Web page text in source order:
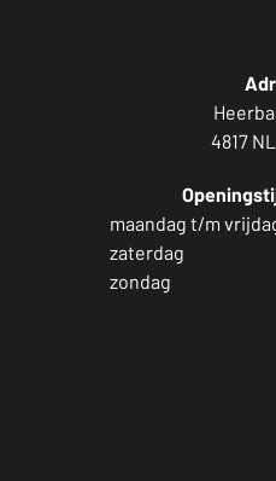
4817
maandag t/m
zaterdag
zondag